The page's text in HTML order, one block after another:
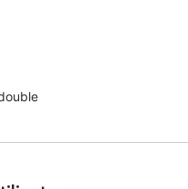
et fer à repasser.